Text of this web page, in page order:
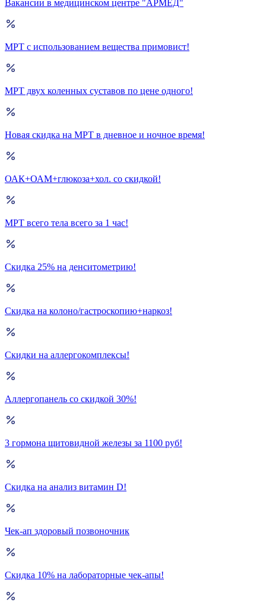
Вакансии в медицинском центре "АРМЕД"
МРТ с использованием вещества примовист!
МРТ двух коленных суставов по цене одного!
Новая скидка на МРТ в дневное и ночное время!
ОАК+ОАМ+глюкоза+хол. со скидкой!
МРТ всего тела всего за 1 час!
Скидка 25% на денситометрию!
Скидка на колоно/гастроскопию+наркоз!
Скидки на аллергокомплексы!
Аллергопанель со скидкой 30%!
3 гормона щитовидной железы за 1100 руб!
Скидка на анализ витамин D!
Чек-ап здоровый позвоночник
Скидка 10% на лабораторные чек-апы!